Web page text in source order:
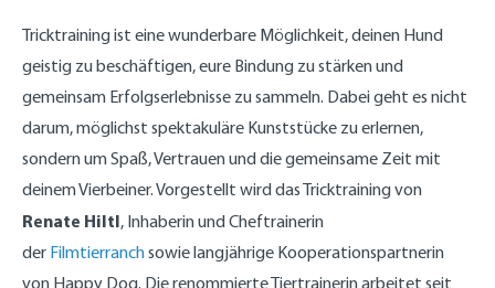
Tricktraining ist eine wunderbare Möglichkeit, deinen Hund
geistig zu beschäftigen, eure Bindung zu stärken und
gemeinsam Erfolgserlebnisse zu sammeln. Dabei geht es nicht
darum, möglichst spektakuläre Kunststücke zu erlernen,
sondern um Spaß, Vertrauen und die gemeinsame Zeit mit
deinem Vierbeiner. Vorgestellt wird das Tricktraining von
Renate Hiltl, Inhaberin und Cheftrainerin
der Filmtierranchsowie langjährige Kooperationspartnerin
von Happy Dog. Die renommierte Tiertrainerin arbeitet seit